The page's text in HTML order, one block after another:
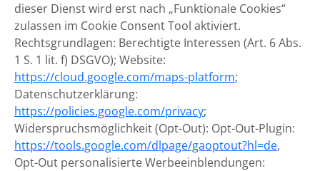
dieser Dienst wird erst nach „Funktionale Cookies“
zulassen im Cookie Consent Tool aktiviert.
Rechtsgrundlagen: Berechtigte Interessen (Art. 6 Abs.
1 S. 1 lit. f) DSGVO); Website:
https://cloud.google.com/maps-platform;
Datenschutzerklärung:
https://policies.google.com/privacy;
Widerspruchsmöglichkeit (Opt-Out): Opt-Out-Plugin:
https://tools.google.com/dlpage/gaoptout?hl=de,
Opt-Out personalisierte Werbeeinblendungen: